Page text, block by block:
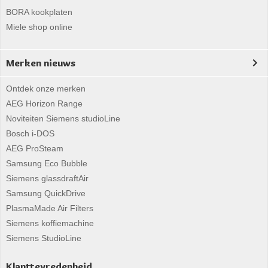
BORA kookplaten
Miele shop online
Merken nieuws
Ontdek onze merken
AEG Horizon Range
Noviteiten Siemens studioLine
Bosch i-DOS
AEG ProSteam
Samsung Eco Bubble
Siemens glassdraftAir
Samsung QuickDrive
PlasmaMade Air Filters
Siemens koffiemachine
Siemens StudioLine